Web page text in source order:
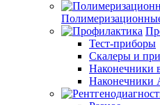
Тест-приборы
Скалеры и
Наконечники
Наконечники